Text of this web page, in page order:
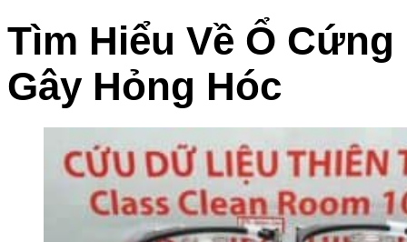
Tìm Hiểu Về Ổ
Gây Hỏng Hóc